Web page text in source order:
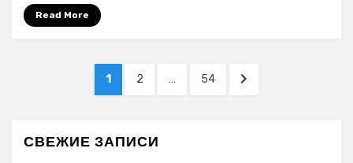
Read More
НавигацияPAGE
1 PAGE
2 … PAGE
54
NEXT
СВЕЖИЕ ЗАПИСИ